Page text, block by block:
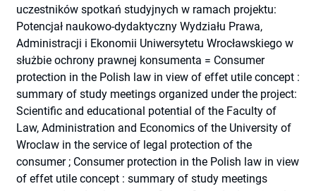
uczestników spotkań studyjnych w ramach projektu:
Potencjał naukowo-dydaktyczny Wydziału Prawa,
Administracji i Ekonomii Uniwersytetu Wrocławskiego w
służbie ochrony prawnej konsumenta = Consumer
protection in the Polish law in view of effet utile concept :
summary of study meetings organized under the project:
Scientific and educational potential of the Faculty of
Law, Administration and Economics of the University of
Wroclaw in the service of legal protection of the
consumer; Consumer protection in the Polish law in view
of effet utile concept : summary of study meetings